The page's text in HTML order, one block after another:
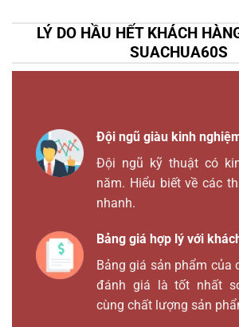
LÝ DO HẦU HẾT KHÁCH
SUACHUA60S
Đội ngũ giàu kinh
Đội ngũ kỹ thuật có
năm. Hiểu biết về các
nhanh.
Bảng giá hợp lý với
Bảng giá sản phẩm của
đánh giá là tốt nhất
cùng chất lượng sản